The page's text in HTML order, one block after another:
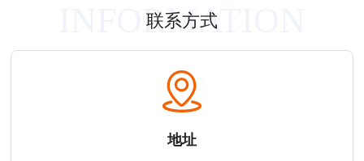
INFORMATION
联系方式
地址